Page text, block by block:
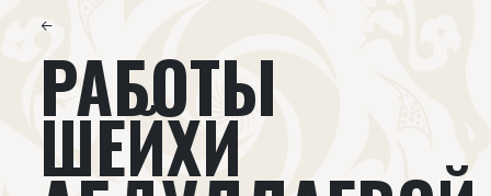
Авторы
Проекты Подкасты
←
РАБОТЫ
ШЕЙХИ